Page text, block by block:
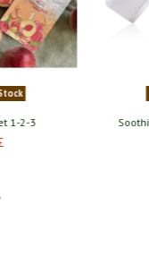
Out-of-Stock
Hand Cream